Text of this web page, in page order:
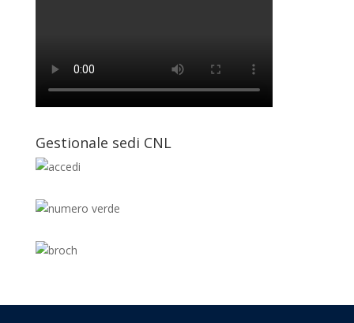
Gestionale sedi CNL